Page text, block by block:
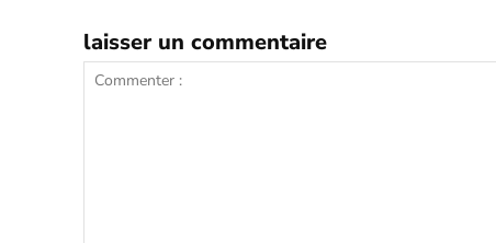
laisser un commentaire